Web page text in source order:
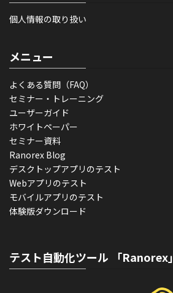
個人情報の取り扱い
メニュー
よくある質問（FAQ）
セミナー・トレーニング
ユーザーガイド
ホワイトペーパー
セミナー資料
Ranorex Blog
デスクトップアプリのテスト
Webアプリのテスト
モバイルアプリのテスト
体験版ダウンロード
テスト自動化ツール 「Ranorex」